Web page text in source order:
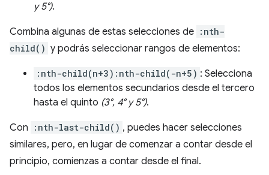
y 5°).
Combina algunas de estas selecciones de :nth-
child() y podrás seleccionar rangos de elementos:
:nth-child(n+3):nth-child(-n+5) : Selecciona
todos los elementos secundarios desde el tercero
hasta el quinto (3°, 4° y 5°).
Con :nth-last-child() , puedes hacer selecciones
similares, pero, en lugar de comenzar a contar desde el
principio, comienzas a contar desde el final.